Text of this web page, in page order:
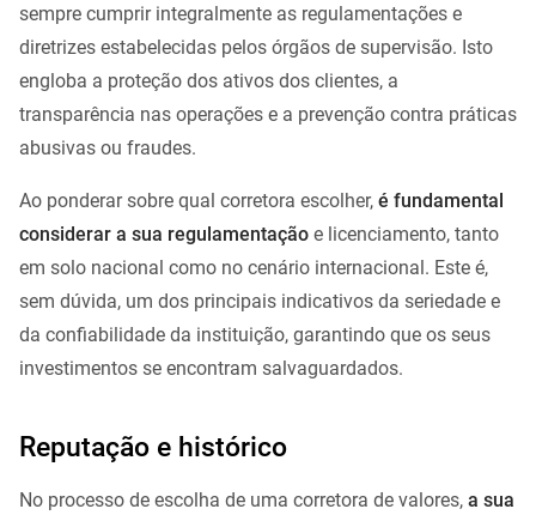
sempre cumprir integralmente as regulamentações e
diretrizes estabelecidas pelos órgãos de supervisão. Isto
engloba a proteção dos ativos dos clientes, a
transparência nas operações e a prevenção contra práticas
abusivas ou fraudes.
Ao ponderar sobre qual corretora escolher, é fundamental
considerar a sua regulamentação e licenciamento, tanto
em solo nacional como no cenário internacional. Este é,
sem dúvida, um dos principais indicativos da seriedade e
da confiabilidade da instituição, garantindo que os seus
investimentos se encontram salvaguardados.
Reputação e histórico
No processo de escolha de uma corretora de valores, a sua